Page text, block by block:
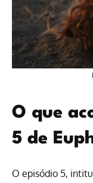
O que
5 de
O episódio 5,